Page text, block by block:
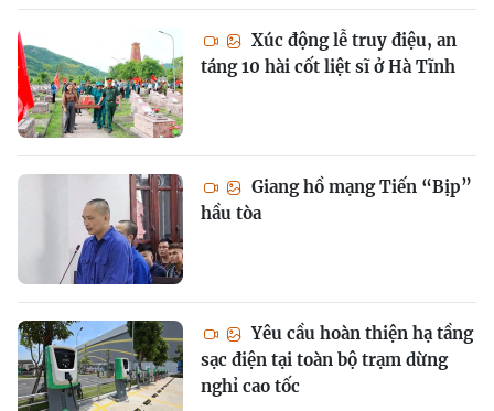
Xúc động lễ truy điệu, an
táng 10 hài cốt liệt sĩ ở Hà Tĩnh
Giang hồ mạng Tiến “Bịp”
hầu tòa
Yêu cầu hoàn thiện hạ tầng
sạc điện tại toàn bộ trạm dừng
nghỉ cao tốc